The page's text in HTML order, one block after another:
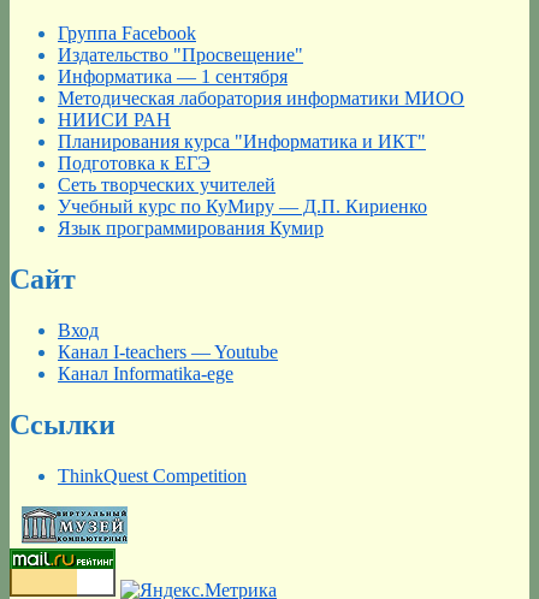
Группа Facebook
Издательство "Просвещение"
Информатика — 1 сентября
Методическая лаборатория информатики МИОО
НИИСИ РАН
Планирования курса "Информатика и ИКТ"
Подготовка к ЕГЭ
Сеть творческих учителей
Учебный курс по КуМиру — Д.П. Кириенко
Язык программирования Кумир
Сайт
Вход
Канал I-teachers — Youtube
Канал Informatika-ege
Ссылки
ThinkQuest Competition